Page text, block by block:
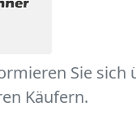
Sie sich
Käufern.